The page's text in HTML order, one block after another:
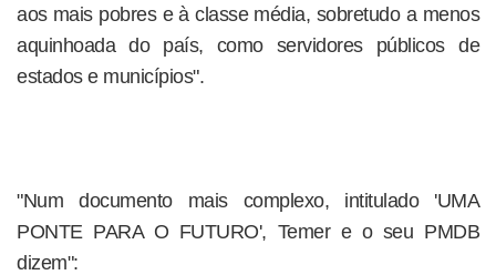
aos mais pobres e à classe média, sobretudo a menos
aquinhoada do país, como servidores públicos de
estados e municípios".
"Num documento mais complexo, intitulado 'UMA
PONTE PARA O FUTURO', Temer e o seu PMDB
dizem":